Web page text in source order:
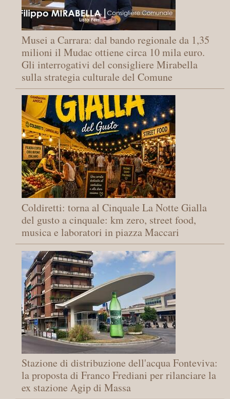
Musei a Carrara: dal bando regionale da 1,35
milioni il Mudac ottiene circa 10 mila euro.
Gli interrogativi del consigliere Mirabella
sulla strategia culturale del Comune
Coldiretti: torna al Cinquale La Notte Gialla
del gusto a cinquale: km zero, street food,
musica e laboratori in piazza Maccari
Stazione di distribuzione dell'acqua Fonteviva:
la proposta di Franco Frediani per rilanciare la
ex stazione Agip di Massa